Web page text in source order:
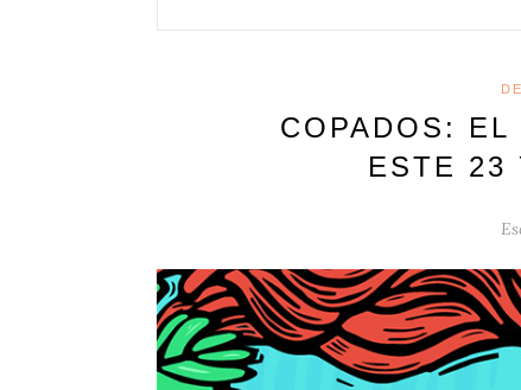
COPADOS:
ESTE 23